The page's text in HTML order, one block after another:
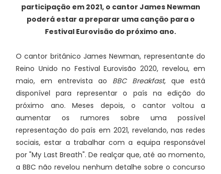
participação em 2021, o cantor James Newman
poderá estar a preparar uma canção para o
Festival Eurovisão do próximo ano.
O cantor britânico James Newman, representante do
Reino Unido no Festival Eurovisão 2020, revelou, em
maio, em entrevista ao BBC Breakfast, que está
disponível para representar o país na edição do
próximo ano. Meses depois, o cantor voltou a
aumentar os rumores sobre uma possível
representação do país em 2021, revelando, nas redes
sociais, estar a trabalhar com a equipa responsável
por "My Last Breath". De realçar que, até ao momento,
a BBC não revelou nenhum detalhe sobre o concurso